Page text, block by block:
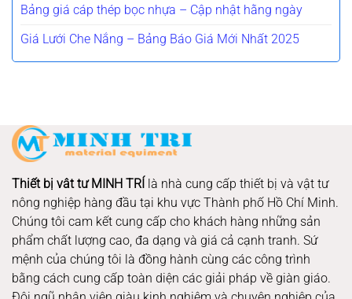
Bảng giá cáp thép bọc nhựa – Cập nhật hằng ngày
Giá Lưới Che Nắng – Bảng Báo Giá Mới Nhất 2025
Thiết bị vât tư MINH TRÍ là nhà cung cấp thiết bị và vật tư
nông nghiệp hàng đầu tại khu vực Thành phố Hồ Chí Minh.
Chúng tôi cam kết cung cấp cho khách hàng những sản
phẩm chất lượng cao, đa dạng và giá cả cạnh tranh. Sứ
mệnh của chúng tôi là đồng hành cùng các công trình
bằng cách cung cấp toàn diện các giải pháp về giàn giáo.